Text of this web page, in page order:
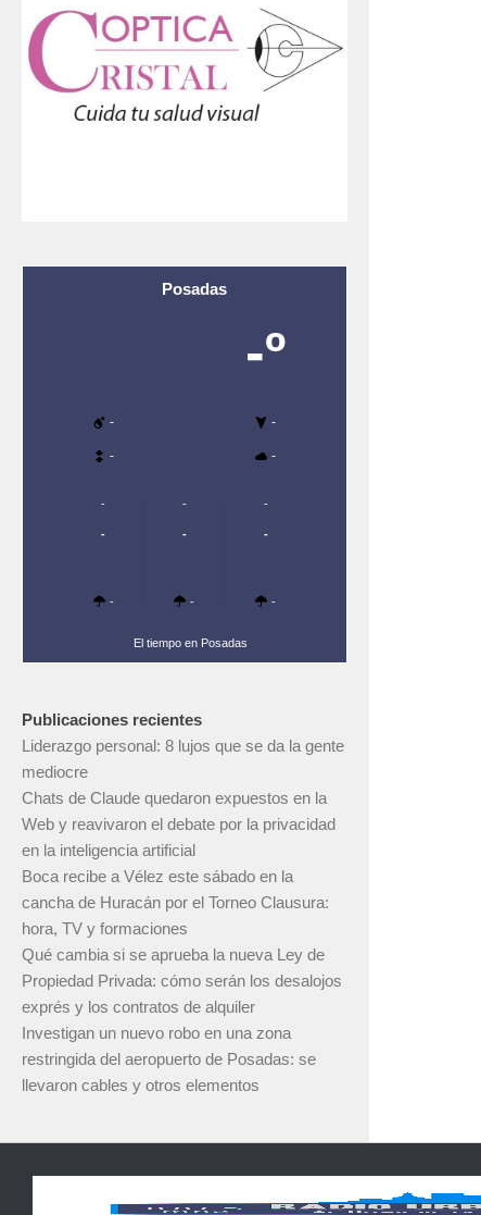
Posadas
-º
- -
- -
-
-
-
-
-
-
-
-
-
El tiempo en Posadas
Publicaciones recientes
Liderazgo personal: 8 lujos que se da la gente
mediocre
Chats de Claude quedaron expuestos en la
Web y reavivaron el debate por la privacidad
en la inteligencia artificial
Boca recibe a Vélez este sábado en la
cancha de Huracán por el Torneo Clausura:
hora, TV y formaciones
Qué cambia si se aprueba la nueva Ley de
Propiedad Privada: cómo serán los desalojos
exprés y los contratos de alquiler
Investigan un nuevo robo en una zona
restringida del aeropuerto de Posadas: se
llevaron cables y otros elementos